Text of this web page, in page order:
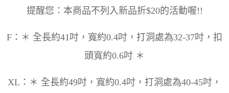
提醒您：本商品不列入新品折$20的活動喔!!
F：＊ 全長約41吋，寬約0.4吋，打洞處為32-37吋，扣
頭寬約0.6吋 ＊
XL：＊ 全長約49吋，寬約0.4吋，打洞處為40-45吋，